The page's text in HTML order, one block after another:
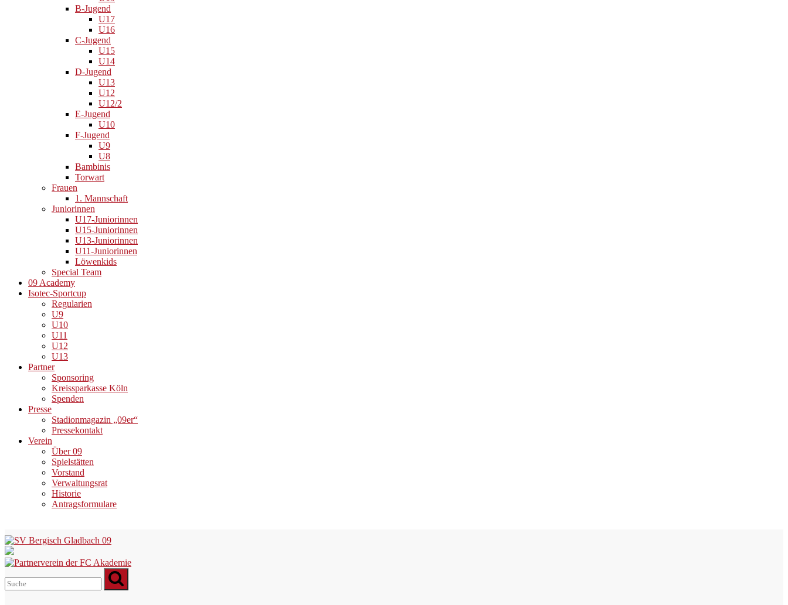
B-Jugend
U17
U16
C-Jugend
U15
U14
D-Jugend
U13
U12
U12/2
E-Jugend
U10
F-Jugend
U9
U8
Bambinis
Torwart
Frauen
1. Mannschaft
Juniorinnen
U17-Juniorinnen
U15-Juniorinnen
U13-Juniorinnen
U11-Juniorinnen
Löwenkids
Special Team
09 Academy
Isotec-Sportcup
Regularien
U9
U10
U11
U12
U13
Partner
Sponsoring
Kreissparkasse Köln
Spenden
Presse
Stadionmagazin „09er“
Pressekontakt
Verein
Über 09
Spielstätten
Vorstand
Verwaltungsrat
Historie
Antragsformulare
Skip
to
content